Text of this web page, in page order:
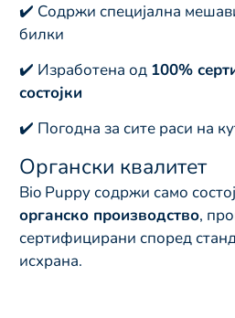
✔️ Содржи специјална
билки
✔️ Изработена од 100%
состојки
✔️ Погодна за сите раси на
Органски квалитет
Bio Puppy содржи само
органско производство,
сертифицирани според
исхрана.